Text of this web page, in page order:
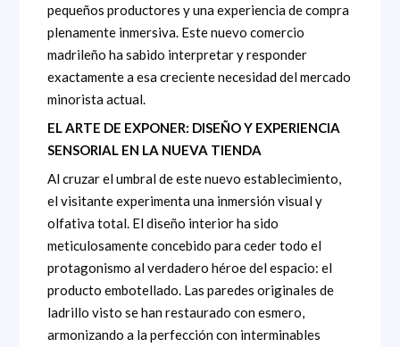
pequeños productores y una experiencia de compra
plenamente inmersiva. Este nuevo comercio
madrileño ha sabido interpretar y responder
exactamente a esa creciente necesidad del mercado
minorista actual.
EL ARTE DE EXPONER: DISEÑO Y EXPERIENCIA
SENSORIAL EN LA NUEVA TIENDA
Al cruzar el umbral de este nuevo establecimiento,
el visitante experimenta una inmersión visual y
olfativa total. El diseño interior ha sido
meticulosamente concebido para ceder todo el
protagonismo al verdadero héroe del espacio: el
producto embotellado. Las paredes originales de
ladrillo visto se han restaurado con esmero,
armonizando a la perfección con interminables